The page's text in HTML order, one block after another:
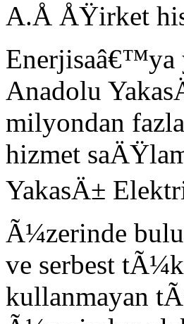
A.Å ÅŸirket
Enerjisaâ€™ya
Anadolu
milyondan
hizmet
YakasÄ±
Ã¼zerinde
ve serbest
kullanmayan